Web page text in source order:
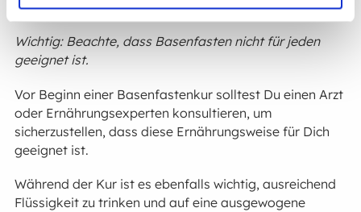
Wichtig: Beachte, dass Basenfasten nicht für jeden
geeignet ist.
Vor Beginn einer Basenfastenkur solltest Du einen Arzt
oder Ernährungsexperten konsultieren, um
sicherzustellen, dass diese Ernährungsweise für Dich
geeignet ist.
Während der Kur ist es ebenfalls wichtig, ausreichend
Flüssigkeit zu trinken und auf eine ausgewogene